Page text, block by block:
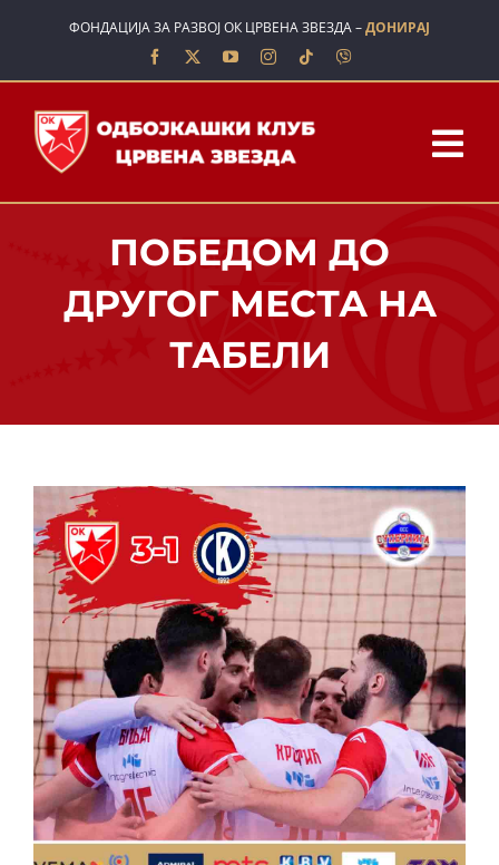
ФОНДАЦИЈА ЗА РАЗВОЈ ОК ЦРВЕНА ЗВЕЗДА –ДОНИРАЈ
О НАМА
КОНТАКТ
ПОБЕДОМ ДО
ДРУГОГ МЕСТА НА
ТАБЕЛИ